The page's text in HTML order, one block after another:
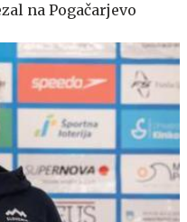
na Pogačarjevo